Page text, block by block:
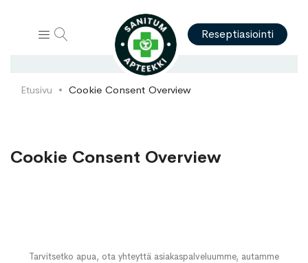
Reseptiasiointi
Etusivu Cookie Consent Overview
Cookie Consent Overview
Tarvitsetko apua, ota yhteyttä asiakaspalveluumme, autamme